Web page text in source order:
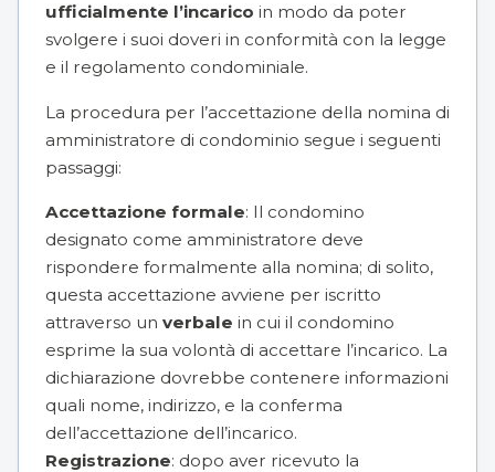
ufficialmente l’incarico in modo da poter
svolgere i suoi doveri in conformità con la legge
e il regolamento condominiale.
La procedura per l’accettazione della nomina di
amministratore di condominio segue i seguenti
passaggi:
Accettazione formale: Il condomino
designato come amministratore deve
rispondere formalmente alla nomina; di solito,
questa accettazione avviene per iscritto
attraverso un verbale in cui il condomino
esprime la sua volontà di accettare l’incarico. La
dichiarazione dovrebbe contenere informazioni
quali nome, indirizzo, e la conferma
dell’accettazione dell’incarico.
Registrazione: dopo aver ricevuto la